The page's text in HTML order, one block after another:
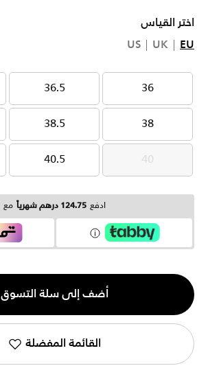
اختر القياس
EU
UK
US
36
36
36.5
36.5
38
38
38.5
38.5
40
40
40.5
40.5
ادفع 124.75 درهم شهرياً مع
الكمية
1
أضف إلى سلة التسوق
القائمة المفضلة